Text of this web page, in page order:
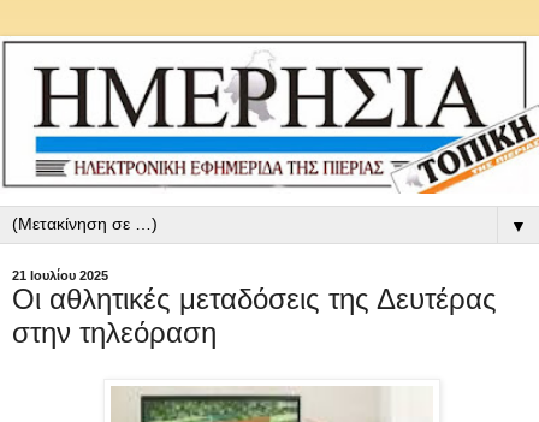
▼
21 Ιουλίου 2025
Οι αθλητικές μεταδόσεις της Δευτέρας
στην τηλεόραση